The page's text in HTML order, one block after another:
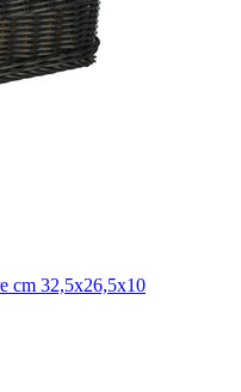
cm 32,5x26,5x10